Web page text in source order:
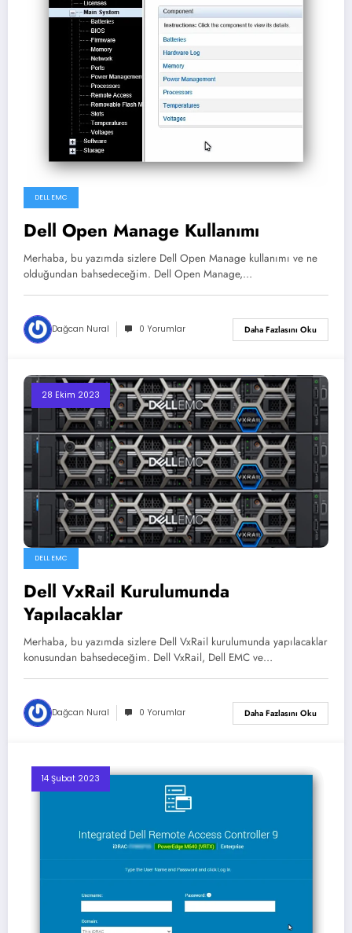
DELL EMC
Dell Open Manage Kullanımı
Merhaba, bu yazımda sizlere Dell Open Manage kullanımı ve ne
olduğundan bahsedeceğim. Dell Open Manage,…
Dağcan Nural 0 Yorumlar Daha Fazlasını Oku
28 Ekim 2023
DELL EMC
Dell VxRail Kurulumunda
Yapılacaklar
Merhaba, bu yazımda sizlere Dell VxRail kurulumunda yapılacaklar
konusundan bahsedeceğim. Dell VxRail, Dell EMC ve…
Dağcan Nural 0 Yorumlar Daha Fazlasını Oku
14 Şubat 2023